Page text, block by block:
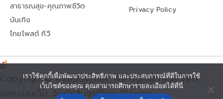
สาธารณสุข-คุณภาพชีวิต
บันเทิง
ไทยโพสต์ ทีวี
Privacy Policy
Copyright© thaipost.net, All rights reserved.,
ออกแบบเว็บ จัดทำเว็บไซต์โดย iDesign
เราใช้คุกกี้เพื่อพัฒนาประสิทธิภาพ และประสบการณ์ที่ดีในการใช้
เว็บไซต์ของคุณ คุณสามารถศึกษารายละเอียดได้ที่นี่